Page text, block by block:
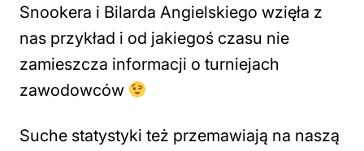
Snookera i Bilarda Angielskiego wzięła z
nas przykład i od jakiegoś czasu nie
zamieszcza informacji o turniejach
zawodowców
Suche statystyki też przemawiają na naszą